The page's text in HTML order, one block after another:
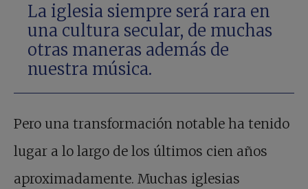
La iglesia siempre será rara en
una cultura secular, de muchas
otras maneras además de
nuestra música.
Pero una transformación notable ha tenido
lugar a lo largo de los últimos cien años
aproximadamente. Muchas iglesias